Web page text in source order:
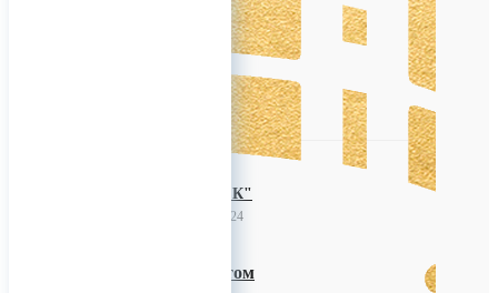
"ТРЕЙД.НСК"
30 мая 2023 03:24
Продам снеки оптом